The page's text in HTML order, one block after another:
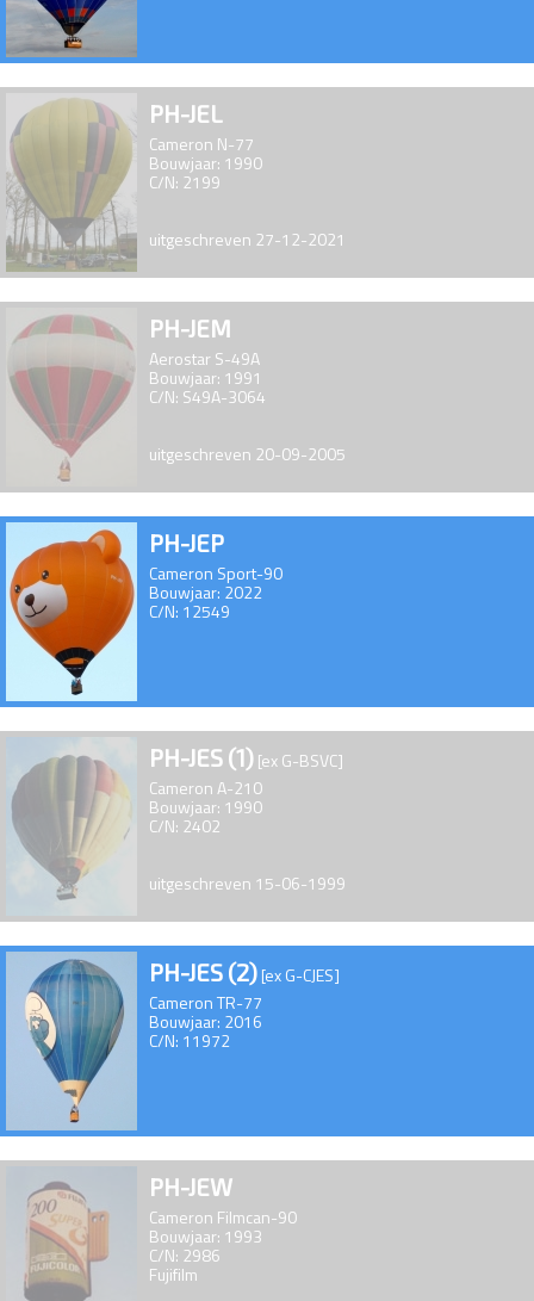
PH-JEL
Cameron N-77
Bouwjaar: 1990
C/N: 2199
uitgeschreven 27-12-2021
PH-JEM
Aerostar S-49A
Bouwjaar: 1991
C/N: S49A-3064
uitgeschreven 20-09-2005
PH-JEP
Cameron Sport-90
Bouwjaar: 2022
C/N: 12549
PH-JES (1)[ex G-BSVC]
Cameron A-210
Bouwjaar: 1990
C/N: 2402
uitgeschreven 15-06-1999
PH-JES (2)[ex G-CJES]
Cameron TR-77
Bouwjaar: 2016
C/N: 11972
PH-JEW
Cameron Filmcan-90
Bouwjaar: 1993
C/N: 2986
Fujifilm